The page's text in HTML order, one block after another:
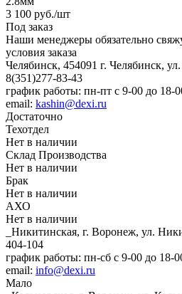
3 100 руб./шт
Под заказ
Наши менеджеры обязательно
условия заказа
Челябинск, 454091 г. Челябинск,
8(351)277-83-43
график работы: пн-пт с 9-00 до 18-
email: kashin@dexi.ru
Достаточно
Техотдел
Нет в наличии
Склад Производства
Нет в наличии
Брак
Нет в наличии
АХО
Нет в наличии
_Никитинская, г. Воронеж, ул.
404-104
график работы: пн-сб с 9-00 до 18-
email: info@dexi.ru
Мало